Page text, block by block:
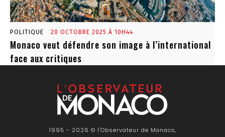
POLITIQUE 20 OCTOBRE 2025 À 10H44
Monaco veut défendre son image à l’international
face aux critiques
1995 - 2026 © l'Observateur de Monaco,